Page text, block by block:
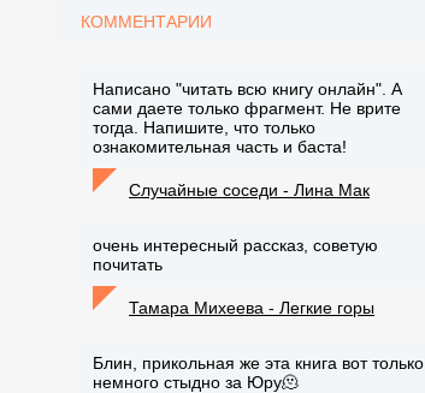
КОММЕНТАРИИ
Написано "читать всю книгу онлайн". А
сами даете только фрагмент. Не врите
тогда. Напишите, что только
ознакомительная часть и баста!
Случайные соседи - Лина Мак
очень интересный рассказ, советую
почитать
Тамара Михеева - Легкие горы
Блин, прикольная же эта книга вот только
немного стыдно за Юру🫠